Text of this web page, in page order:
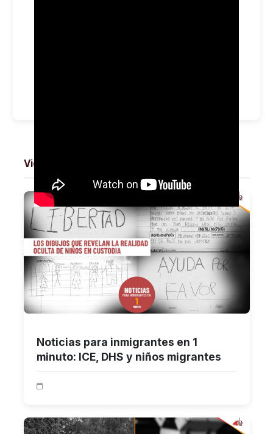
Videos Relacionados
Noticias para inmigrantes en 1
minuto: ICE, DHS y niños migrantes